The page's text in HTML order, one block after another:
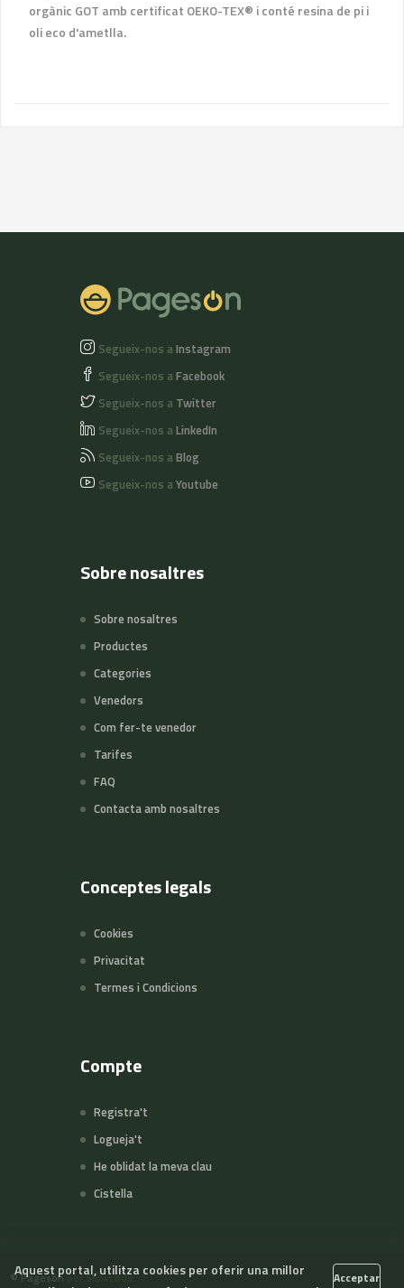
orgànic GOT amb certificat OEKO-TEX® i conté resina de pi i
oli eco d'ametlla.
Segueix-nos aInstagram
Segueix-nos aFacebook
Segueix-nos a Twitter
Segueix-nos aLinkedIn
Segueix-nos aBlog
Segueix-nos aYoutube
Sobre nosaltres
Sobre nosaltres
Productes
Categories
Venedors
Com fer-te venedor
Tarifes
FAQ
Contacta amb nosaltres
Conceptes legals
Cookies
Privacitat
Termes i Condicions
Compte
Registra't
Logueja't
He oblidat la meva clau
Cistella
©Pagesonper Slowcode
Aquest portal, utilitza cookies per oferir una millor
Acceptar